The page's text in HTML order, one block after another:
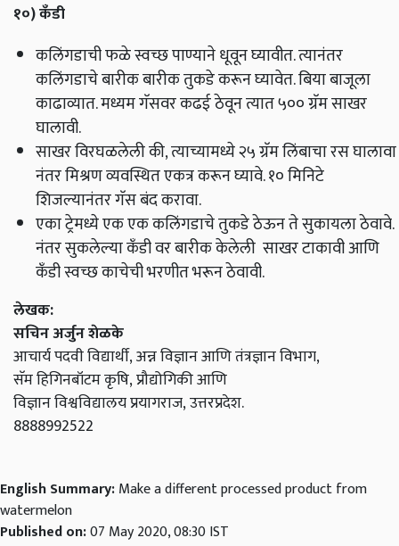
१०)कँडी
कलिंगडाची फळे स्वच्छ पाण्याने धूवून घ्यावीत. त्यानंतर
कलिंगडाचे बारीक बारीक तुकडे करून घ्यावेत. बिया बाजूला
काढाव्यात. मध्यम गॅसवर कढई ठेवून त्यात ५०० ग्रॅम साखर
घालावी.
साखर विरघळलेली की, त्याच्यामध्ये २५ ग्रॅम लिंबाचा रस घालावा
नंतर मिश्रण व्यवस्थित एकत्र करून घ्यावे. १० मिनिटे
शिजल्यानंतर गॅस बंद करावा.
एका ट्रेमध्ये एक एक कलिंगडाचे तुकडे ठेऊन ते सुकायला ठेवावे.
नंतर सुकलेल्या कँडी वर बारीक केलेली साखर टाकावी आणि
कँडी स्वच्छ काचेची भरणीत भरून ठेवावी.
लेखक:
सचिन अर्जुन शेळके
आचार्य पदवी विद्यार्थी, अन्न विज्ञान आणि तंत्रज्ञान विभाग,
सॅम हिगिनबॉटम कृषि, प्रौद्योगिकी आणि
विज्ञान विश्वविद्यालय प्रयागराज, उत्तरप्रदेश.
8888992522
English Summary:Make a different processed product from
watermelon
Published on:07 May 2020, 08:30 IST